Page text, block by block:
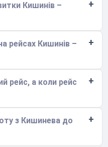
Кишинів –
рейсах Кишинів –
рейс, а коли рейс
з Кишинева до